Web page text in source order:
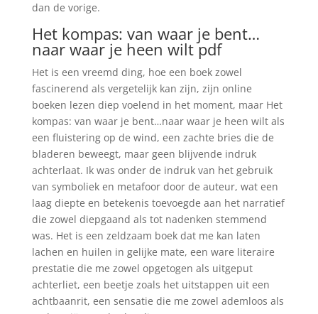
dan de vorige.
Het kompas: van waar je bent…
naar waar je heen wilt pdf
Het is een vreemd ding, hoe een boek zowel
fascinerend als vergetelijk kan zijn, zijn online
boeken lezen diep voelend in het moment, maar Het
kompas: van waar je bent…naar waar je heen wilt als
een fluistering op de wind, een zachte bries die de
bladeren beweegt, maar geen blijvende indruk
achterlaat. Ik was onder de indruk van het gebruik
van symboliek en metafoor door de auteur, wat een
laag diepte en betekenis toevoegde aan het narratief
die zowel diepgaand als tot nadenken stemmend
was. Het is een zeldzaam boek dat me kan laten
lachen en huilen in gelijke mate, een ware literaire
prestatie die me zowel opgetogen als uitgeput
achterliet, een beetje zoals het uitstappen uit een
achtbaanrit, een sensatie die me zowel ademloos als